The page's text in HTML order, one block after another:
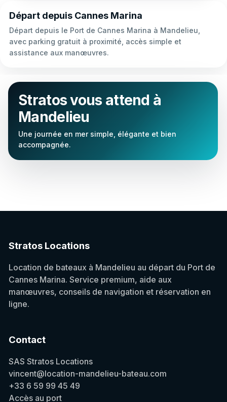
Départ depuis Cannes Marina
Départ depuis le Port de Cannes Marina à Mandelieu,
avec parking gratuit à proximité, accès simple et
assistance aux manœuvres.
Stratos vous attend à
Mandelieu
Une journée en mer simple, élégante et bien
accompagnée.
Stratos Locations
Location de bateaux à Mandelieu au départ du Port de
Cannes Marina. Service premium, aide aux
manœuvres, conseils de navigation et réservation en
ligne.
Contact
SAS Stratos Locations
vincent@location-mandelieu-bateau.com
+33 6 59 99 45 49
Accès au port